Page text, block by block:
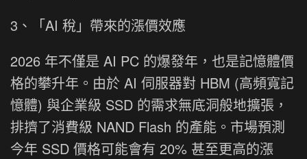
3、「AI 稅」帶來的漲價效應
2026 年不僅是 AI PC 的爆發年，也是記憶體價
格的攀升年。由於 AI 伺服器對 HBM (高頻寬記
憶體) 與企業級 SSD 的需求無底洞般地擴張，
排擠了消費級 NAND Flash 的產能。市場預測
今年 SSD 價格可能會有 20% 甚至更高的漲